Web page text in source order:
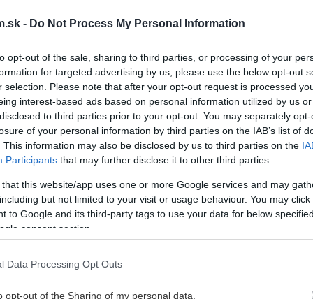
- Do Not Process My Personal Information
opt-out of the sale, sharing to third parties, or processing of your
for targeted advertising by us, please use the below opt-out
selection. Please note that after your opt-out request is processed
interest-based ads based on personal information utilized by us
to third parties prior to your opt-out. You may separately
of your personal information by third parties on the IAB’s list of
This information may also be disclosed by us to third parties on the
Participants that may further disclose it to other third parties.
that this website/app uses one or more Google services and may
but not limited to your visit or usage behaviour. You may
to Google and its third-party tags to use your data for below
consent section.
Data Processing Opt Outs
opt-out of the Sharing of my personal data.
Draci sú v nej považovaní za
Tieto tri pojmy charakterizujú aj tepelné
vzduchu získavajú energiu a
teplú vodu – pre radosť ich majiteľov.
značky STIEBEL ELTRON spotrebujú
energii potrebnej na vykurovanie.
a sú šetrné voči životnému
Hagenbachovcov by sa teda mohol